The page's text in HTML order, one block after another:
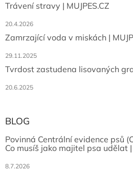
Trávení stravy | MUJPES.CZ
20.4.2026
Zamrzající voda v miskách |
29.11.2025
Tvrdost zastudena lisovaných
20.6.2025
BLOG
Povinná Centrální evidence psů
Co musíš jako majitel psa udělat |
8.7.2026